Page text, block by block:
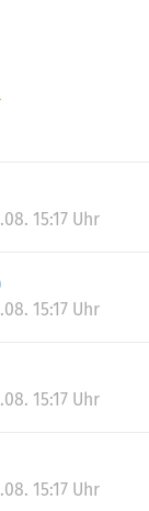
15:17 Uhr
15:17 Uhr
15:17 Uhr
15:17 Uhr